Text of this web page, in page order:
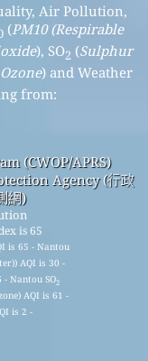
Air Pollution,
(PM10 (Respirable
), SO2 (Sulphur
Ozone) and Weather
from:
(CWOP/APRS)
Agency (行政
網)
is 65
is 65 - Nantou
AQI is 30 -
- Nantou SO2
AQI is 61 -
is 2 -